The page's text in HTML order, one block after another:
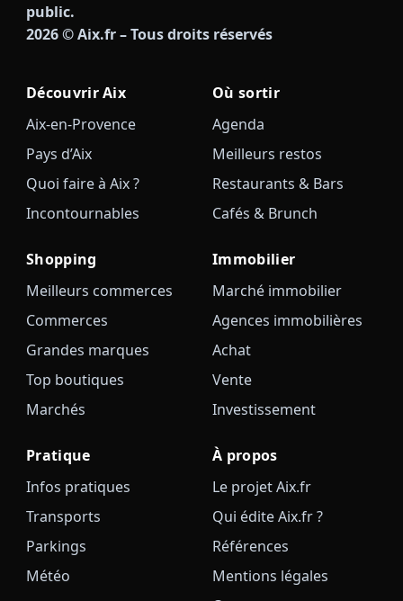
public.
2026© Aix.fr – Tous droits réservés
Découvrir Aix
Aix-en-Provence
Pays d’Aix
Quoi faire à Aix ?
Incontournables
Où sortir
Agenda
Meilleurs restos
Restaurants & Bars
Cafés & Brunch
Shopping
Meilleurs commerces
Commerces
Grandes marques
Top boutiques
Marchés
Immobilier
Marché immobilier
Agences immobilières
Achat
Vente
Investissement
Pratique
Infos pratiques
Transports
Parkings
Météo
À propos
Le projet Aix.fr
Qui édite Aix.fr ?
Références
Mentions légales